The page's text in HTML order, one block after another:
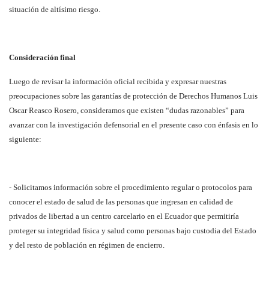
situación de altísimo riesgo.
Consideración final
Luego de revisar la información oficial recibida y expresar nuestras
preocupaciones sobre las garantías de protección de Derechos Humanos Luis
Oscar Reasco Rosero, consideramos que existen “dudas razonables” para
avanzar con la investigación defensorial en el presente caso con énfasis en lo
siguiente:
- Solicitamos información sobre el procedimiento regular o protocolos para
conocer el estado de salud de las personas que ingresan en calidad de
privados de libertad a un centro carcelario en el Ecuador que permitiría
proteger su integridad física y salud como personas bajo custodia del Estado
y del resto de población en régimen de encierro.